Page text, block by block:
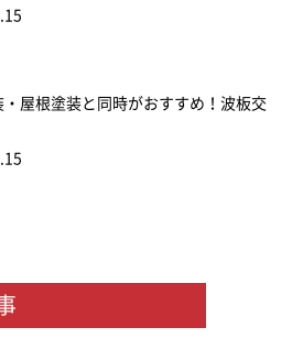
・屋根塗装と同時がおすすめ！波板交